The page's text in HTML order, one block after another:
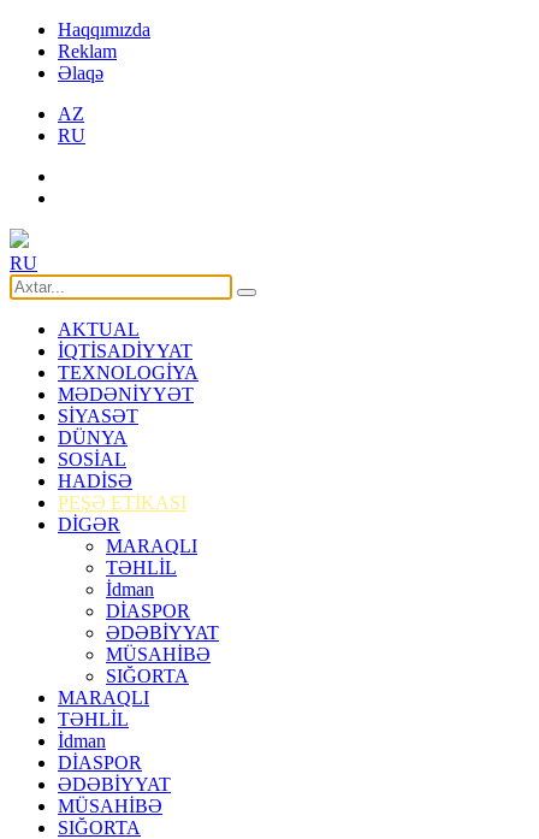
Haqqımızda
Reklam
Əlaqə
AZ
RU
RU
AKTUAL
İQTİSADİYYAT
TEXNOLOGİYA
MƏDƏNİYYƏT
SİYASƏT
DÜNYA
SOSİAL
HADİSƏ
PEŞƏ ETİKASI
DİGƏR
MARAQLI
TƏHLİL
İdman
DİASPOR
ƏDƏBİYYAT
MÜSAHİBƏ
SIĞORTA
MARAQLI
TƏHLİL
İdman
DİASPOR
ƏDƏBİYYAT
MÜSAHİBƏ
SIĞORTA